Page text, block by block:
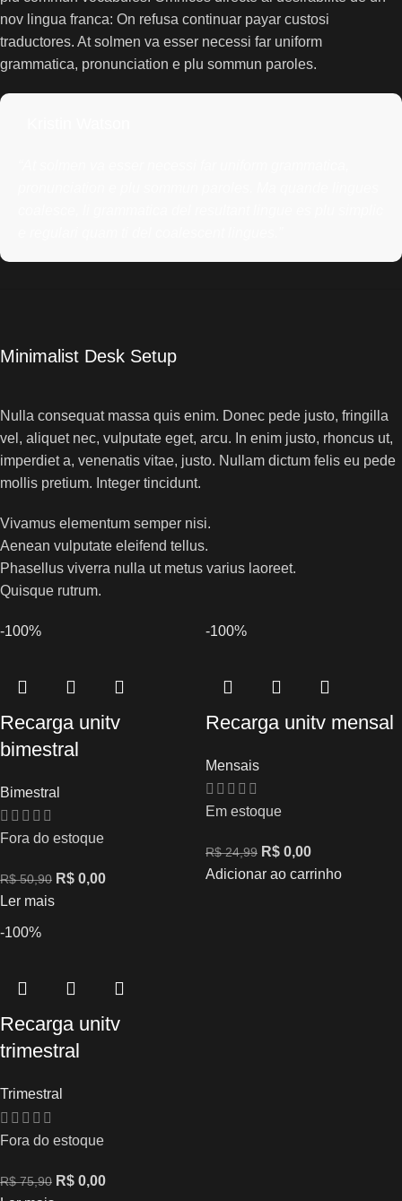
nov lingua franca: On refusa continuar payar custosi
traductores. At solmen va esser necessi far uniform
grammatica, pronunciation e plu sommun paroles.
Minimalist Desk Setup
Nulla consequat massa quis enim. Donec pede justo, fringilla
vel, aliquet nec, vulputate eget, arcu. In enim justo, rhoncus ut,
imperdiet a, venenatis vitae, justo. Nullam dictum felis eu pede
mollis pretium. Integer tincidunt.
Vivamus elementum semper nisi.
Aenean vulputate eleifend tellus.
Phasellus viverra nulla ut metus varius laoreet.
Quisque rutrum.
-100%
Recarga unitv
bimestral
Bimestral
Fora do estoque
R$50,90 R$ 0,00
Ler mais
-100%
Recarga unitv mensal
Mensais
Em estoque
R$24,99 R$ 0,00
Adicionar ao carrinho
-100%
Recarga unitv
trimestral
Trimestral
Fora do estoque
R$75,90 R$ 0,00